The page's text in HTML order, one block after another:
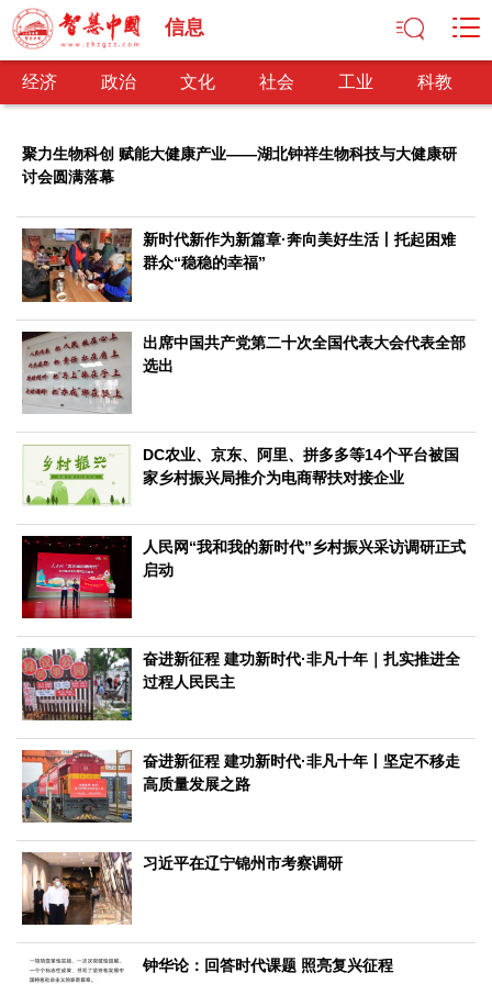
信息
经济 政治 文化 社会 工业 科教
经济观察 产业纵横 区域经济 新锐视点
发展理念
经济转型
供给侧改革
政治
深化改革 依法治国 司法公正 民主政治
观察思考
网文推荐
文化
中华文化 核心价值 文化产业 文化事业
艺术百家
文化观察
智海钩沉
社会
社会治理 社会保障
工业
装备制造 智能制造 制造2025 大国工匠
科教
三农
智慧农业 智慧乡村
国防
国防建设 军民融合
国际
中国与世界 国际视点 国际合作 他山之石
聚力生物科创 赋能大健康产业——湖北钟祥生物科技与大健康研
讨会圆满落幕
新时代新作为新篇章·奔向美好生活丨托起困难
群众“稳稳的幸福”
出席中国共产党第二十次全国代表大会代表全部
选出
DC农业、京东、阿里、拼多多等14个平台被国
家乡村振兴局推介为电商帮扶对接企业
人民网“我和我的新时代”乡村振兴采访调研正式
启动
奋进新征程 建功新时代·非凡十年｜扎实推进全
过程人民民主
奋进新征程 建功新时代·非凡十年丨坚定不移走
高质量发展之路
习近平在辽宁锦州市考察调研
钟华论：回答时代课题 照亮复兴征程